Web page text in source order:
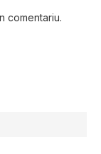
comentariu.